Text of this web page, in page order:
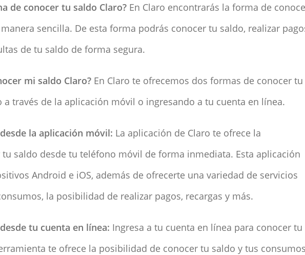
de conocer tu saldo Claro? En Claro encontrarás la forma de
sencilla. De esta forma podrás conocer tu saldo, realizar
de tu saldo de forma segura.
mi saldo Claro? En Claro te ofrecemos dos formas de conocer tu
través de la aplicación móvil o ingresando a tu cuenta en línea.
la aplicación móvil: La aplicación de Claro te ofrece la
saldo desde tu teléfono móvil de forma inmediata. Esta aplicación
Android e iOS, además de ofrecerte una variedad de servicios
la posibilidad de realizar pagos, recargas y más.
tu cuenta en línea: Ingresa a tu cuenta en línea para conocer tu
te ofrece la posibilidad de conocer tu saldo y tus